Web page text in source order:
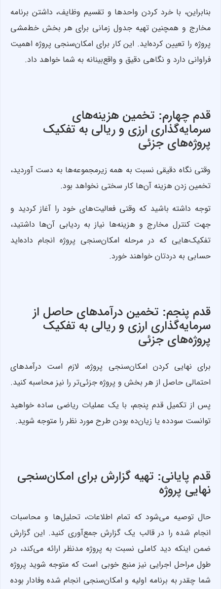
بنابراین، با خرد کردن واحدها و تقسیم وظایف، داشتن برنامه
مخارج و همچنین تهیه جدول زمانی برای هر بخش خط‌مشی
پروژه را تعیین کرده‌اید. این کار برای امکان‌سنجی پروژه اهمیت
فراوانی دارد و نگاهی دقیق و واقع‌بینانه به شما خواهد داد.
قدم چهارم: تخمین هزینه‌های
سرمایه‌گذاری ارزی و ریالی به تفکیک
پروژه‌های جزئی
وقتی نگاه دقیقی نسبت به همه زیرمجموعه‌ها به دست آوردید،
تخمین زدن هزینه آن‌ها کار سختی نخواهد بود.
توجه داشته باشید که وقتی فعالیت‌های خود را آغاز کردید و
جهت کنترل مخارج و هزینه‌ها نیاز به ردیابی آن‌ها داشتید،
تفکیک‌هایی که در مرحله امکان‌سنجی پروژه انجام داده‌اید
حسابی به دردتان خواهند خورد.
قدم پنجم: تخمین درآمدهای حاصل از
سرمایه‌گذاری ارزی و ریالی به تفکیک
پروژه‌های جزئی
برای نهایی کردن امکان‌سنجی پروژه، لازم است درآمدهای
احتمالی حاصل از هر بخش و پروژه جزئی‌تر را نیز محاسبه کنید.
پس از تکمیل قدم پنجم، با یک عملیات ریاضی ساده خواهید
توانست سودده یا زیان‌ده بودن طرح مورد نظر را متوجه شوید.
قدم پایانی: تهیه گزارش برای امکان‌سنجی
نهایی پروژه
حال توصیه می‌شود که تمام اطلاعات، تحلیل‌ها و محاسبات
انجام شده را در قالب یک گزارش جمع‌آوری کنید. این گزارش
ضمن اینکه دید کاملی نسبت به پروژه مدنظر ارائه می‌کند، در
طول مراحل اجرایی نیز منبع خوبی است که متوجه شوید پروژه
شما چقدر به برنامه اولیه و امکان‌سنجی انجام شده وفادار بوده